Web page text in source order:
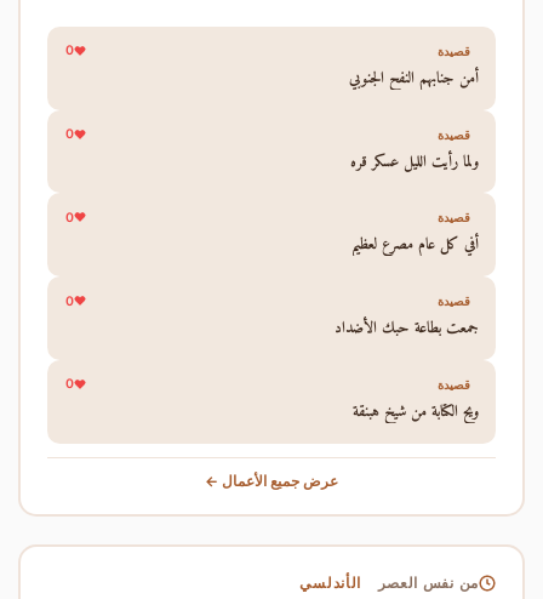
قصيدة 0
أمن جنابهم النفح الجنوبي
قصيدة 0
ولما رأيت الليل عسكر قره
قصيدة 0
أفي كل عام مصرع لعظيم
قصيدة 0
جمعت بطاعة حبك الأضداد
قصيدة 0
ويح الكتابة من شيخ هبنقة
عرض جميع الأعمال ←
من نفس العصر الأندلسي